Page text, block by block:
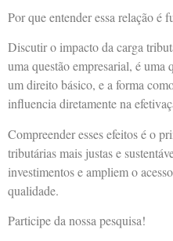
Por que entender essa relação é
Discutir o impacto da carga
uma questão empresarial, é uma
um direito básico, e a forma
influencia diretamente na
Compreender esses efeitos é o
tributárias mais justas e
investimentos e ampliem o
qualidade.
Participe da nossa pesquisa!